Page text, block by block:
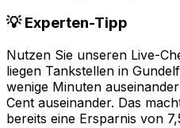
💡 Experten-Tipp
Nutzen Sie unseren Live-
liegen Tankstellen in
wenige Minuten
Cent auseinander. Das
bereits eine Ersparnis von